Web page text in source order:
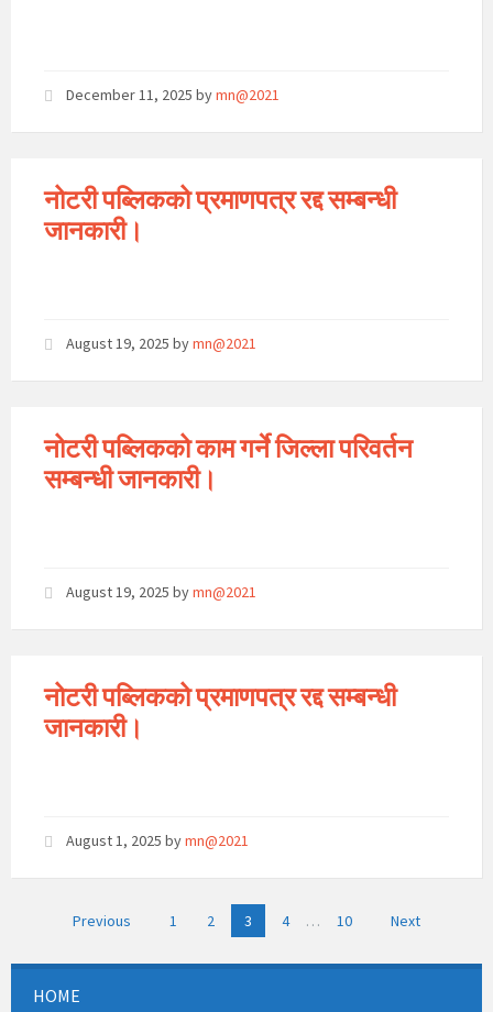
December 11, 2025 bymn@2021
नोटरी पब्लिकको प्रमाणपत्र रद्द सम्बन्धी
जानकारी।
August 19, 2025 bymn@2021
नोटरी पब्लिकको काम गर्ने जिल्ला परिवर्तन
सम्बन्धी जानकारी।
August 19, 2025 bymn@2021
नोटरी पब्लिकको प्रमाणपत्र रद्द सम्बन्धी
जानकारी।
August 1, 2025 bymn@2021
Previous 1 2 3 4 … 10 Next
HOME